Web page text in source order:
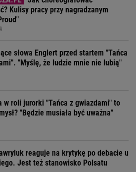
Kulisy pracy przy nagradzanym
słowa Englert przed startem "Tańca
"Myślę, że ludzie mnie nie lubią"
w roli jurorki "Tańca z gwiazdami" to
"Będzie musiała być uważna"
reaguje na krytykę po debacie u
Jest też stanowisko Polsatu